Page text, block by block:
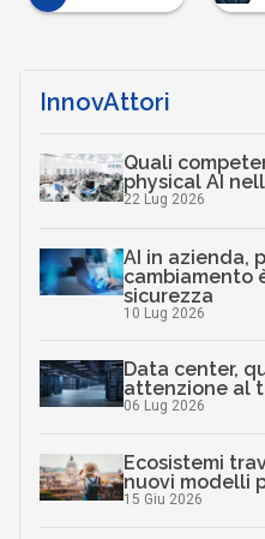
InnovAttori
Quali
physical AI
22 Lug 2026
AI in azienda,
cambiamento
sicurezza
10 Lug 2026
Data center,
attenzione al
06 Lug 2026
Ecosistemi
nuovi modelli
15 Giu 2026